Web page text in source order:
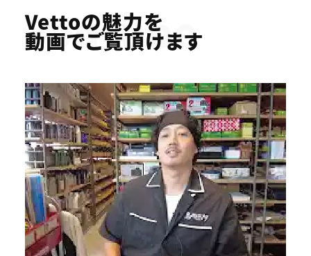
Youtube
Vettoの魅力を
動画でご覧頂けます